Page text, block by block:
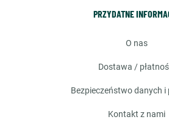
PRZYDATNE
o nas
dostawa /
bezpieczeństwo danych i
kontakt z nami